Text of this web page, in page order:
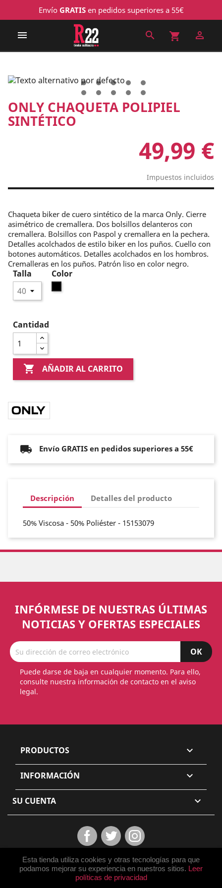
Envío GRATIS en pedidos superiores a 55€
 search shopping_cart 
ONLY CHAQUETA POLIPIEL
SINTÉTICO
49,99 €
Impuestos incluidos
Chaqueta biker de cuero sintético de la marca Only. Cierre
asimétrico de cremallera. Dos bolsillos delanteros con
cremallera. Bolsillos con Paspol y cremallera en la pechera.
Detalles acolchados de estilo biker en los puños. Cuello con
botones automáticos. Detalles acolchados en los hombros.
Cremalleras en los puños. Patrón liso en color negro.
Talla Color
Cantidad
 AÑADIR AL CARRITO
Envío GRATIS en pedidos superiores a 55€
Descripción Detalles del producto
50% Viscosa - 50% Poliéster - 15153079
INFÓRMESE DE NUESTRAS ÚLTIMAS
NOTICIAS Y OFERTAS ESPECIALES
Puede darse de baja en cualquier momento. Para ello,
consulte nuestra información de contacto en el aviso
legal.
PRODUCTOS 
INFORMACIÓN 
SU CUENTA 
Esta tienda utiliza cookies y otras tecnologías para que
podamos mejorar su experiencia en nuestros sitios. Leer
políticas de privacidad
FacebookTwitter